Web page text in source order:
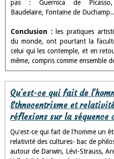
pas : Guernica de
Baudelaire, Fontaine de
Conclusion : les pratiques
du monde, ont pourtant la
celui qui les contemple, et en
même, compris comme ensemble
Qu'est-ce qui fait de
Ethnocentrisme et
réflexions sur la séquence
Qu'est-ce qui fait de l'homme un
relativité des cultures- bac de
autour de Darwin, Lévi-Strauss,